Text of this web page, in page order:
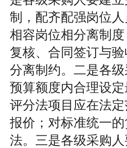
制，配齐配强岗位
相容岗位相分离制
复核、合同签订与
分离制约。二是各
预算额度内合理设
评分法项目应在法
报价；对标准统一
法。三是各级采购